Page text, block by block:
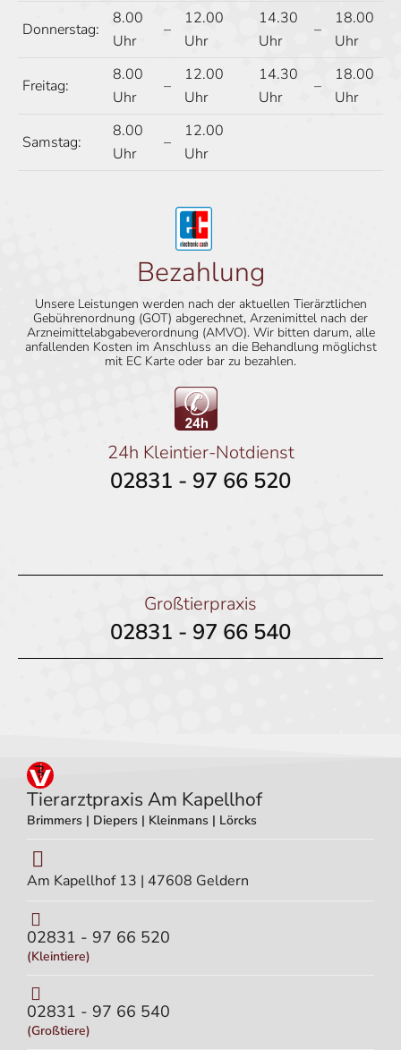
24h Kleintier-Notdienst
02831 - 97 66 520
Großtierpraxis
02831 - 97 66 540
Donnerstag:
8.00
Uhr
–
12.00
Uhr
14.30
Uhr
–
18.00
Uhr
Freitag:
8.00
Uhr
–
12.00
Uhr
14.30
Uhr
–
18.00
Uhr
Samstag:
8.00
Uhr
–
12.00
Uhr
Bezahlung
Unsere Leistungen werden nach der aktuellen Tierärztlichen
Gebührenordnung (GOT) abgerechnet, Arzenimittel nach der
Arzneimittelabgabeverordnung (AMVO). Wir bitten darum, alle
anfallenden Kosten im Anschluss an die Behandlung möglichst
mit EC Karte oder bar zu bezahlen.
Tierarztpraxis Am Kapellhof
Brimmers | Diepers | Kleinmans | Lörcks
Am Kapellhof 13 | 47608 Geldern
02831 - 97 66 520
(Kleintiere)
02831 - 97 66 540
(Großtiere)